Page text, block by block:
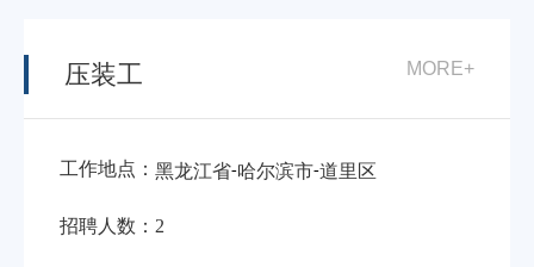
压装工 MORE+
工作地点： 黑龙江省-哈尔滨市-道里区
招聘人数： 2